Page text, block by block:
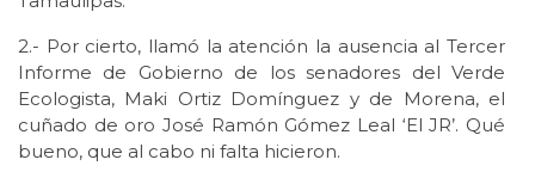
2.- Por cierto, llamó la atención la ausencia al Tercer
Informe de Gobierno de los senadores del Verde
Ecologista, Maki Ortiz Domínguez y de Morena, el
cuñado de oro José Ramón Gómez Leal ‘El JR’. Qué
bueno, que al cabo ni falta hicieron.